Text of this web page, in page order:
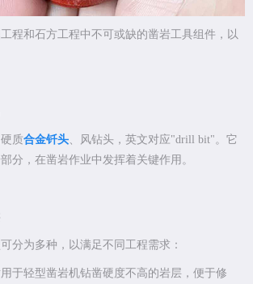
程和石方工程中不可或缺的凿岩工具组件，以
质合金钎头、风钻头，英文对应"drill bit"。它
分，在凿岩作业中发挥着关键作用。
分为多种，以满足不同工程需求：
于轻型凿岩机钻凿硬度不高的岩层，便于修